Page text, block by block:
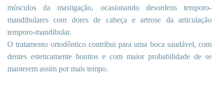
músculos da mastigação, ocasionando desordens temporo-
mandibulares com dores de cabeça e artrose da articulação
temporo-mandibular.
O tratamento ortodôntico contribui para uma boca saudável, com
dentes esteticamente bonitos e com maior probabilidade de se
manterem assim por mais tempo.